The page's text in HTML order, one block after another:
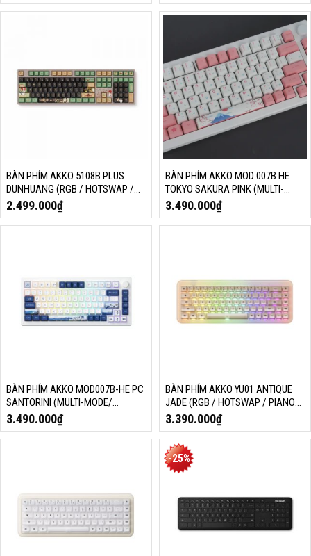
BÀN PHÍM AKKO 5108B PLUS
DUNHUANG (RGB / HOTSWAP /
PIANO PRO SW/ MULTI-MODE)
2.499.000₫
BÀN PHÍM AKKO MOD 007B HE
TOKYO SAKURA PINK (MULTI-
MODE/ MAGNETIC SWITCH)
3.490.000₫
BÀN PHÍM AKKO MOD007B-HE PC
SANTORINI (MULTI-MODE/
MAGNETIC SWITCH)
3.490.000₫
BÀN PHÍM AKKO YU01 ANTIQUE
JADE (RGB / HOTSWAP / PIANO
PRO SW/ MULTI-MODE)
3.390.000₫
-25%